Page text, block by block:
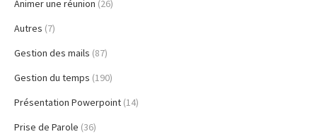
Animer une réunion (26)
Autres (7)
Gestion des mails (87)
Gestion du temps (190)
Présentation Powerpoint (14)
Prise de Parole (36)